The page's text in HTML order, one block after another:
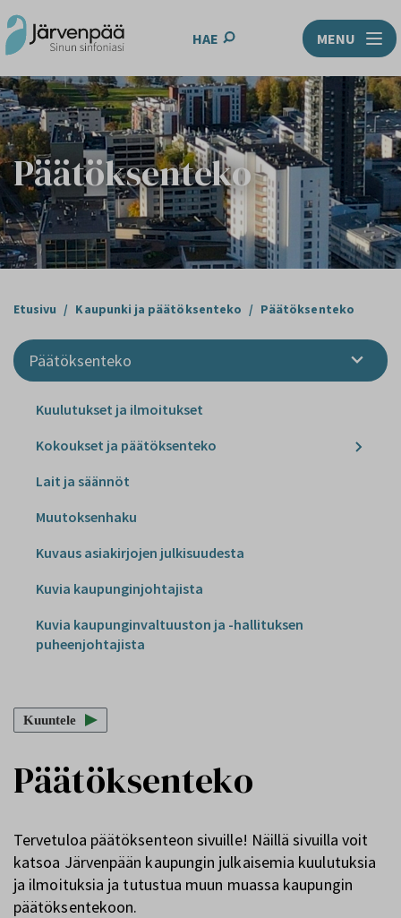
HAE MENU
Päätöksenteko
Etusivu / Kaupunki ja päätöksenteko / Päätöksenteko
Päätöksenteko
Kuulutukset ja ilmoitukset
Kokoukset ja päätöksenteko
Lait ja säännöt
Muutoksenhaku
Kuvaus asiakirjojen julkisuudesta
Kuvia kaupunginjohtajista
Kuvia kaupunginvaltuuston ja -hallituksen
puheenjohtajista
Kuuntele
Päätöksenteko
Tervetuloa päätöksenteon sivuille! Näillä sivuilla voit
katsoa Järvenpään kaupungin julkaisemia kuulutuksia
ja ilmoituksia ja tutustua muun muassa kaupungin
päätöksentekoon.